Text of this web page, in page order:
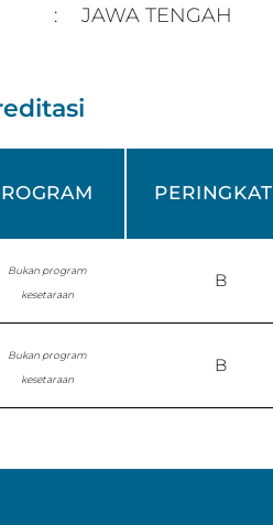
: JAWA TENGAH
PERINGKAT
Bukan program
kesetaraan
B
Bukan program
kesetaraan
B